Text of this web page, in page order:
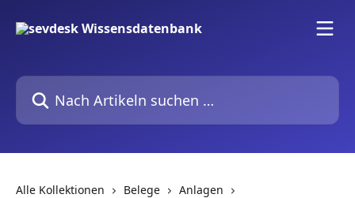
Nach Artikeln suchen …
Alle Kollektionen Belege
Anlagen